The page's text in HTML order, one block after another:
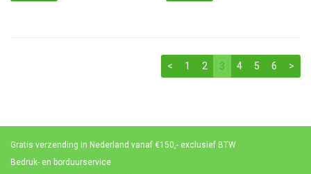
< 1 2 3 4 5 6 >
Gratis verzending in Nederland vanaf €150,- exclusief BTW
Bedruk- en borduurservice